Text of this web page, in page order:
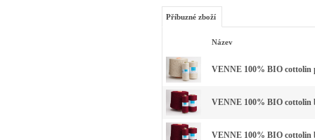
Příbuzné zboží
Název
VENNE 100% BIO cottolin
VENNE 100% BIO cottolin
VENNE 100% BIO cottolin